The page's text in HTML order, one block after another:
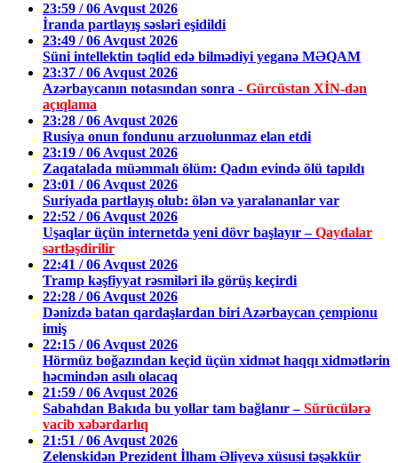
23:59 / 06 Avqust 2026
İranda partlayış səsləri eşidildi
23:49 / 06 Avqust 2026
Süni intellektin təqlid edə bilmədiyi yeganə MƏQAM
23:37 / 06 Avqust 2026
Azərbaycanın notasından sonra - Gürcüstan XİN-dən
açıqlama
23:28 / 06 Avqust 2026
Rusiya onun fondunu arzuolunmaz elan etdi
23:19 / 06 Avqust 2026
Zaqatalada müəmmalı ölüm: Qadın evində ölü tapıldı
23:01 / 06 Avqust 2026
Suriyada partlayış olub: ölən və yaralananlar var
22:52 / 06 Avqust 2026
Uşaqlar üçün internetdə yeni dövr başlayır –Qaydalar
sərtləşdirilir
22:41 / 06 Avqust 2026
Tramp kəşfiyyat rəsmiləri ilə görüş keçirdi
22:28 / 06 Avqust 2026
Dənizdə batan qardaşlardan biri Azərbaycan çempionu
imiş
22:15 / 06 Avqust 2026
Hörmüz boğazından keçid üçün xidmət haqqı xidmətlərin
həcmindən asılı olacaq
21:59 / 06 Avqust 2026
Sabahdan Bakıda bu yollar tam bağlanır –Sürücülərə
vacib xəbərdarlıq
21:51 / 06 Avqust 2026
Zelenskidən Prezident İlham Əliyevə xüsusi təşəkkür